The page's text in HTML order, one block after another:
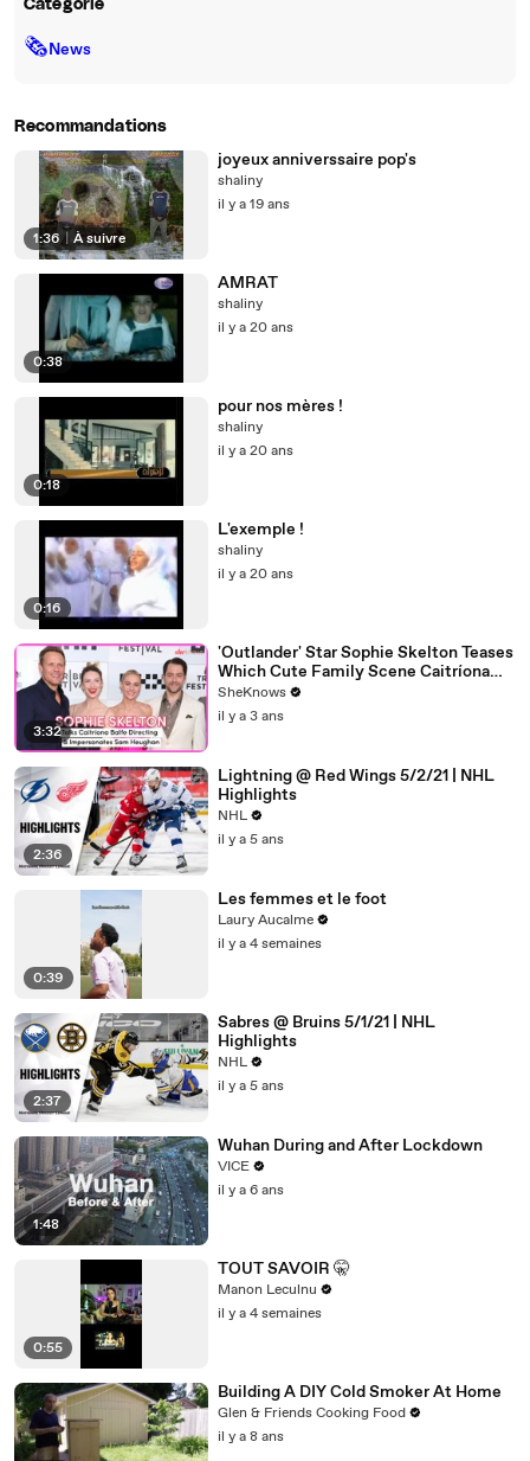
Catégorie
🗞News
Recommandations
1:36 | À suivre
joyeux anniverssaire pop's
shaliny
il y a 19 ans
0:38
AMRAT
shaliny
il y a 20 ans
0:18
pour nos mères !
shaliny
il y a 20 ans
0:16
L'exemple !
shaliny
il y a 20 ans
3:32
'Outlander' Star Sophie Skelton Teases
Which Cute Family Scene Caitríona
Balfe Directed & Gives the Ultimate
Sam Heughan Impersonation
SheKnows
il y a 3 ans
2:36
Lightning @ Red Wings 5/2/21 | NHL
Highlights
NHL
il y a 5 ans
0:39
Les femmes et le foot
Laury Aucalme
il y a 4 semaines
2:37
Sabres @ Bruins 5/1/21 | NHL
Highlights
NHL
il y a 5 ans
1:48
Wuhan During and After Lockdown
VICE
il y a 6 ans
0:55
TOUT SAVOIR 🤫
Manon Leculnu
il y a 4 semaines
Building A DIY Cold Smoker At Home
Glen & Friends Cooking Food
il y a 8 ans